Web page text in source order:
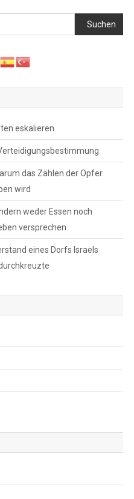
Suchen
eskalieren
das Zählen der Opfer
wird
weder Essen noch
versprechen
eines Dorfs Israels